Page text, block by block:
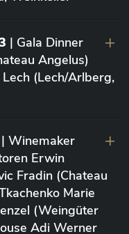
| Gala Dinner
Angelus)
(Lech/Arlberg,
| Winemaker
Erwin
Fradin (Chateau
Marie
(Weingüter
Adi Werner